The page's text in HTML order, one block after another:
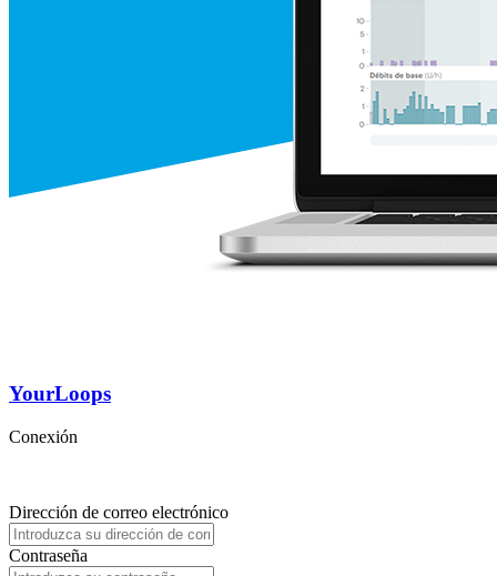
YourLoops
Conexión
Dirección de correo electrónico
Contraseña